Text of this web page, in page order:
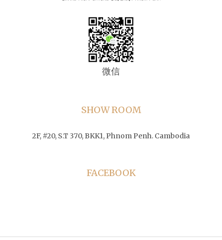
微信
SHOW ROOM
2F, #20, S.T 370, BKK1, Phnom Penh. Cambodia
FACEBOOK